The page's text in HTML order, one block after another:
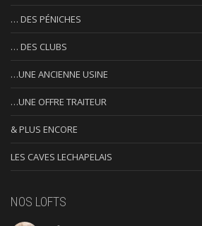
… DES PÉNICHES
… DES CLUBS
…UNE ANCIENNE USINE
…UNE OFFRE TRAITEUR
& PLUS ENCORE
LES CAVES LECHAPELAIS
NOS LOFTS